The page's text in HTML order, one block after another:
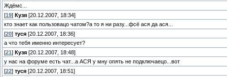
Ждёмс...
[19] Кузя [20.12.2007, 18:34]
кто знает как пользовацо чатом?а то я ни разу...фсё ася да ася...
[20] туся [20.12.2007, 18:36]
а что тебя именно интересует?
[21] Кузя [20.12.2007, 18:48]
у нас на форуме есть чат...а АСЯ у мну опять не подключаецо...вот
[22] туся [20.12.2007, 18:51]